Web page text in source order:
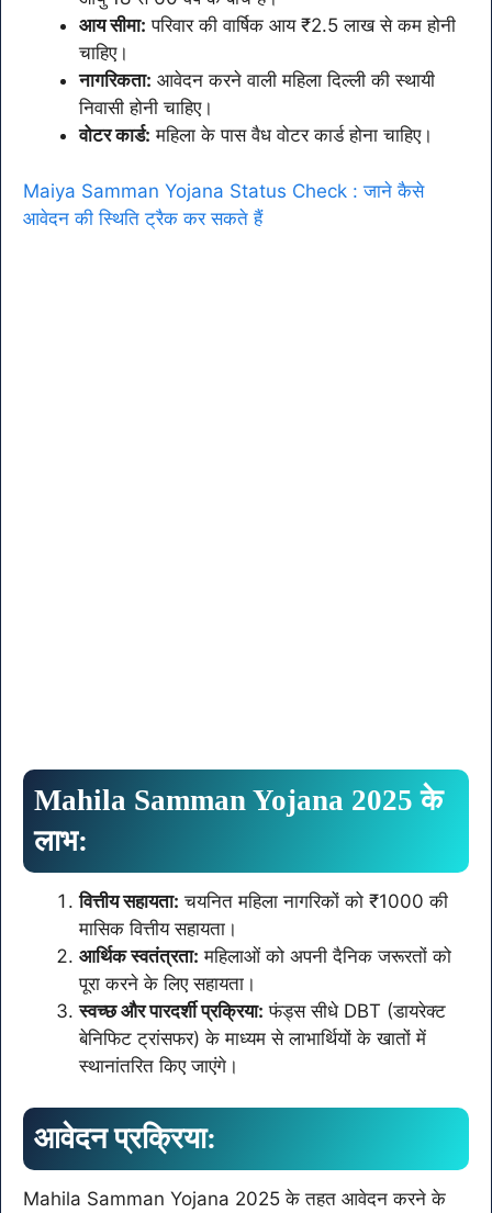
आय सीमा: परिवार की वार्षिक आय ₹2.5 लाख से कम होनी
चाहिए।
नागरिकता: आवेदन करने वाली महिला दिल्ली की स्थायी
निवासी होनी चाहिए।
वोटर कार्ड: महिला के पास वैध वोटर कार्ड होना चाहिए।
Maiya Samman Yojana Status Check : जाने कैसे
आवेदन की स्थिति ट्रैक कर सकते हैं
Mahila Samman Yojana 2025 के
लाभ:
वित्तीय सहायता: चयनित महिला नागरिकों को ₹1000 की
मासिक वित्तीय सहायता।
आर्थिक स्वतंत्रता: महिलाओं को अपनी दैनिक जरूरतों को
पूरा करने के लिए सहायता।
स्वच्छ और पारदर्शी प्रक्रिया: फंड्स सीधे DBT (डायरेक्ट
बेनिफिट ट्रांसफर) के माध्यम से लाभार्थियों के खातों में
स्थानांतरित किए जाएंगे।
आवेदन प्रक्रिया:
Mahila Samman Yojana 2025 के तहत आवेदन करने के